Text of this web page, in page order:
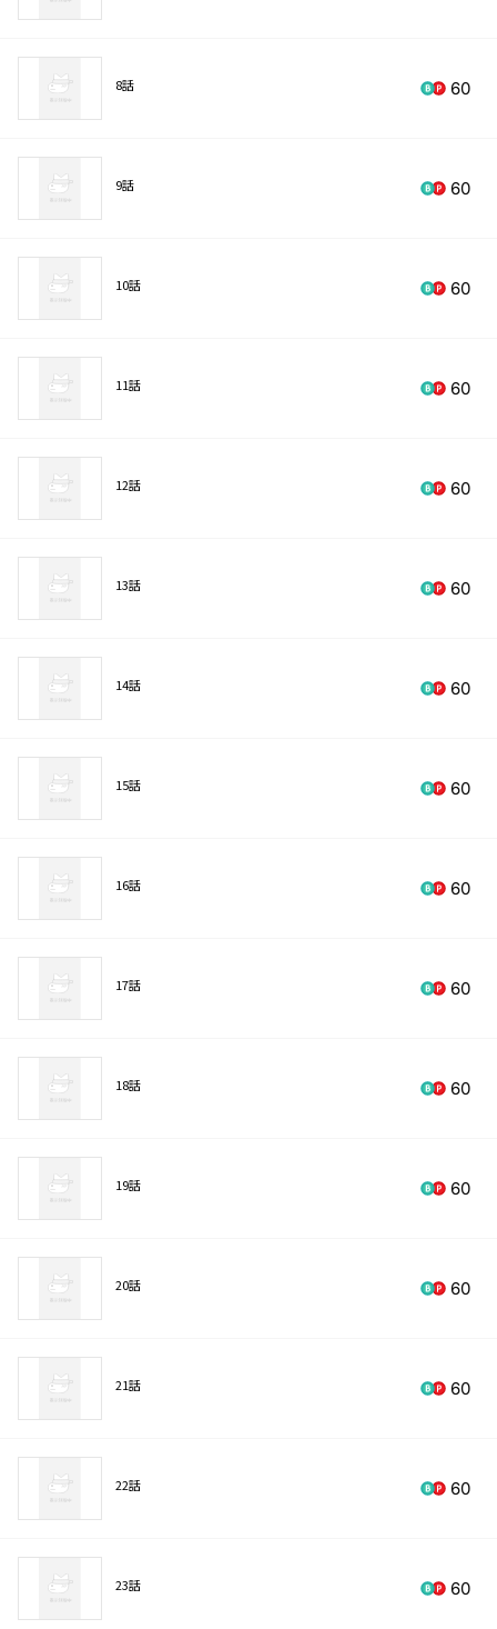
8話 60
9話 60
10話 60
11話 60
12話 60
13話 60
14話 60
15話 60
16話 60
17話 60
18話 60
19話 60
20話 60
21話 60
22話 60
23話 60